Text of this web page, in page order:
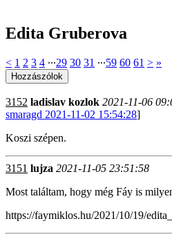
Edita Gruberova
< 1 2 3 4 ∙∙∙29 30 31 ∙∙∙59 60 61 > »
3152 ladislav kozlok 2021-11-06
smaragd 2021-11-02 15:54:28]
Koszi szépen.
3151 lujza 2021-11-05 23:51:58
Most találtam, hogy még Fáy is
https://faymiklos.hu/2021/10/19/